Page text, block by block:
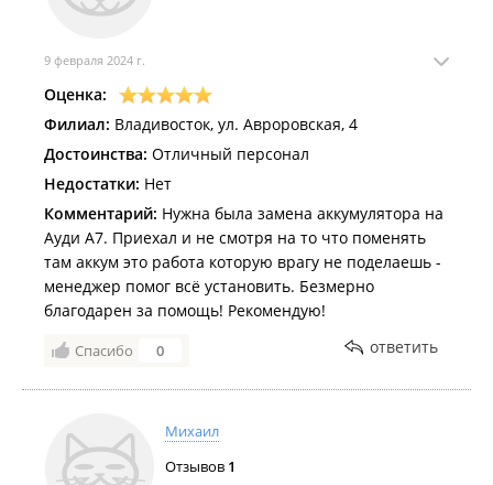
9 февраля 2024 г.
Оценка:
Филиал: Владивосток, ул. Авроровская, 4
Достоинства: Отличный персонал
Недостатки: Нет
Комментарий: Нужна была замена аккумулятора на
Ауди А7. Приехал и не смотря на то что поменять
там аккум это работа которую врагу не поделаешь -
менеджер помог всё установить. Безмерно
благодарен за помощь! Рекомендую!
Спасибо 0 ответить
Михаил
Отзывов 1